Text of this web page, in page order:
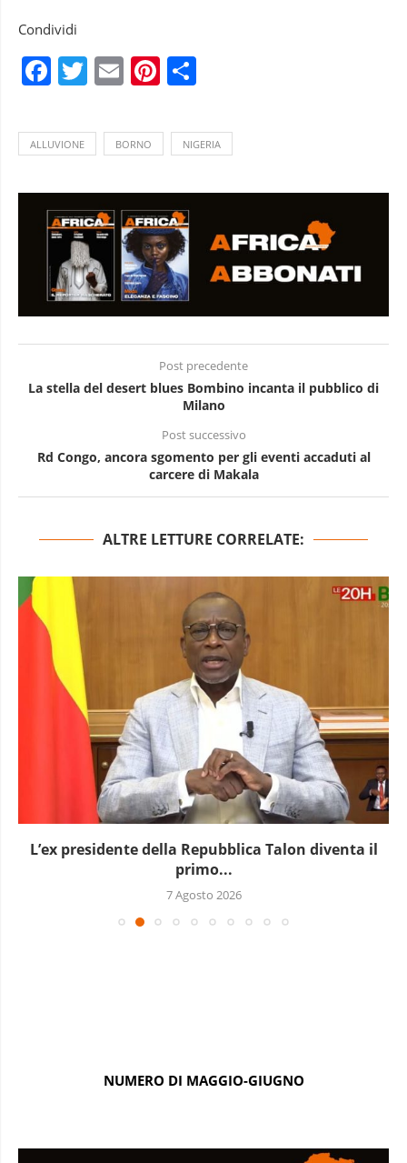
Condividi
Facebook
Twitter
EmailPinterest
ALLUVIONE BORNO NIGERIA
Post precedente
La stella del desert blues Bombino incanta il pubblico di
Milano
Post successivo
Rd Congo, ancora sgomento per gli eventi accaduti al
carcere di Makala
ALTRE LETTURE CORRELATE:
L’ex presidente della Repubblica Talon diventa il
primo...
7 Agosto 2026
NUMERO DI MAGGIO-GIUGNO